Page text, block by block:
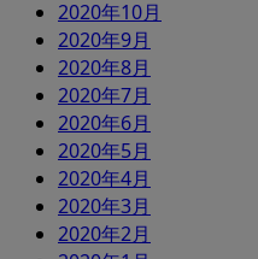
2020年10月
2020年9月
2020年8月
2020年7月
2020年6月
2020年5月
2020年4月
2020年3月
2020年2月